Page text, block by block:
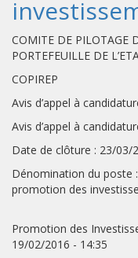
COMITE DE PILOTAGE
PORTEFEUILLE DE
COPIREP
Avis d’appel à
Avis d’appel à
Date de clôture : 23/03/
Dénomination du poste
promotion des
l’Agence
Promotion des
19/02/2016 - 14:35